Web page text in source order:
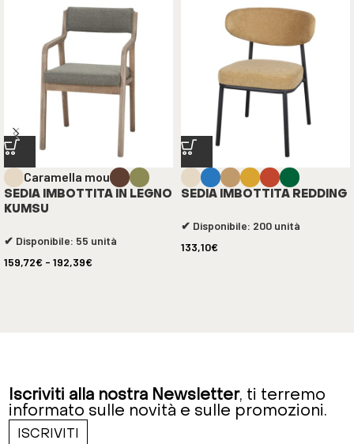
Caramella mou
SEDIA IMBOTTITA IN LEGNO
KUMSU
✔ Disponibile: 55 unità
159,72€ - 192,39€
SEDIA IMBOTTITA REDDING
✔ Disponibile: 200 unità
133,10€
Iscriviti alla nostra Newsletter, ti terremo
informato sulle novità e sulle promozioni.
ISCRIVITI